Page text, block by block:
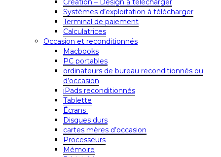
Création – Design à télécharger
Systèmes d’exploitation à télécharger
Terminal de paiement
Calculatrices
Occasion et reconditionnés
Macbooks
PC portables
ordinateurs de bureau reconditionnés ou
d’occasion
iPads reconditionnés
Tablette
Écrans
Disques durs
cartes mères d’occasion
Processeurs
Mémoire